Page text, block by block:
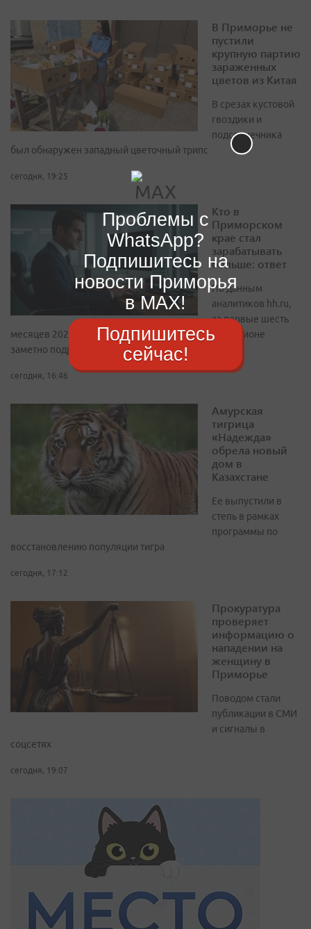
В Приморье не
пустили
крупную партию
зараженных
цветов из Китая
В срезах кустовой
гвоздики и
подсолнечника
был обнаружен западный цветочный трипс
сегодня, 19:25
Кто в
Приморском
крае стал
зарабатывать
больше: ответ
По данным
аналитиков hh.ru,
за первые шесть
месяцев 2026 года зарплатные предложения в регионе
заметно подросли
сегодня, 16:46
Амурская
тигрица
«Надежда»
обрела новый
дом в
Казахстане
Ее выпустили в
степь в рамках
программы по
восстановлению популяции тигра
сегодня, 17:12
Прокуратура
проверяет
информацию о
нападении на
женщину в
Приморье
Поводом стали
публикации в СМИ
и сигналы в
соцсетях
сегодня, 19:07
Проблемы с
WhatsApp?
Подпишитесь на
новости Приморья
в MAX!
Подпишитесь
сейчас!